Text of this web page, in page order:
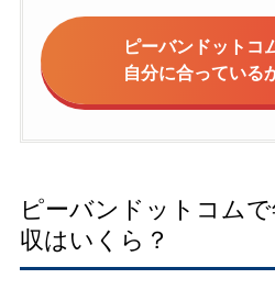
ピーバンドットコ
自分に合っている
ピーバンドットコム
収はいくら？